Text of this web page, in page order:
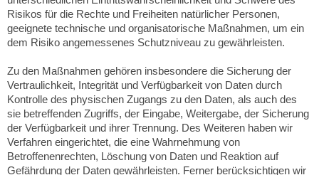
Risikos für die Rechte und Freiheiten natürlicher Personen,
geeignete technische und organisatorische Maßnahmen, um ein
dem Risiko angemessenes Schutzniveau zu gewährleisten.
Zu den Maßnahmen gehören insbesondere die Sicherung der
Vertraulichkeit, Integrität und Verfügbarkeit von Daten durch
Kontrolle des physischen Zugangs zu den Daten, als auch des
sie betreffenden Zugriffs, der Eingabe, Weitergabe, der Sicherung
der Verfügbarkeit und ihrer Trennung. Des Weiteren haben wir
Verfahren eingerichtet, die eine Wahrnehmung von
Betroffenenrechten, Löschung von Daten und Reaktion auf
Gefährdung der Daten gewährleisten. Ferner berücksichtigen wir